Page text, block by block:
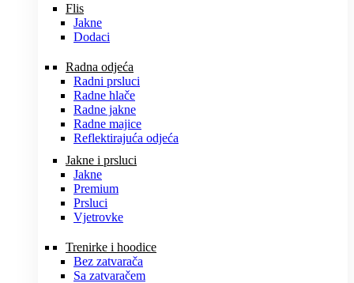
Flis
Jakne
Dodaci
Radna odjeća
Radni prsluci
Radne hlače
Radne jakne
Radne majice
Reflektirajuća odjeća
Jakne i prsluci
Jakne
Premium
Prsluci
Vjetrovke
Trenirke i hoodice
Bez zatvarača
Sa zatvaračem